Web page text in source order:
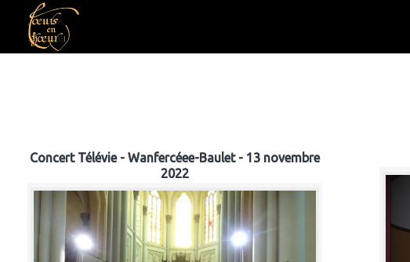
Concert Télévie - Wanfercéee-Baulet - 13 novembre
2022